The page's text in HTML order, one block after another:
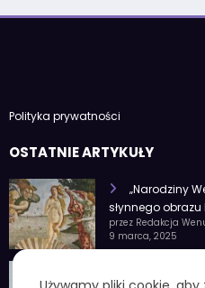
Polityka prywatności
OSTATNIE ARTYKUŁY
„Narodziny
słynnego
przez Redakcja
9 marca, 2025